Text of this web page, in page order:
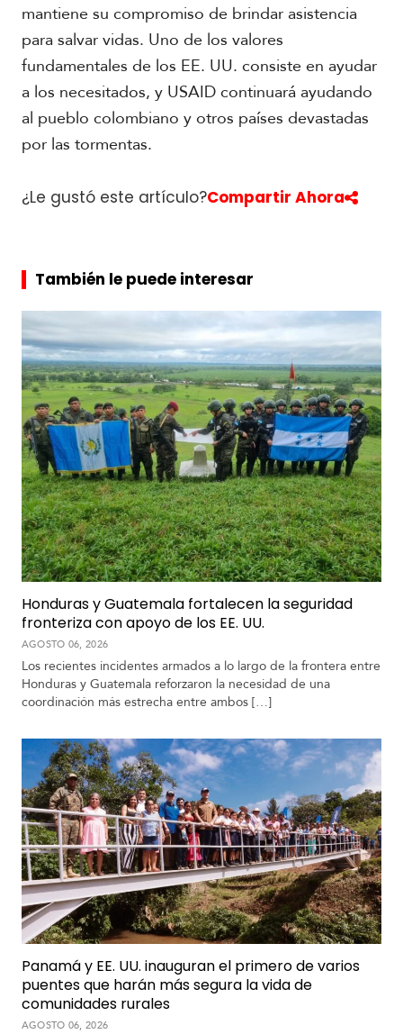
mantiene su compromiso de brindar asistencia
para salvar vidas. Uno de los valores
fundamentales de los EE. UU. consiste en ayudar
a los necesitados, y USAID continuará ayudando
al pueblo colombiano y otros países devastadas
por las tormentas.
¿Le gustó este artículo?Compartir Ahora
También le puede interesar
Honduras y Guatemala fortalecen la seguridad
fronteriza con apoyo de los EE. UU.
AGOSTO 06, 2026
Los recientes incidentes armados a lo largo de la frontera entre
Honduras y Guatemala reforzaron la necesidad de una
coordinación más estrecha entre ambos […]
Panamá y EE. UU. inauguran el primero de varios
puentes que harán más segura la vida de
comunidades rurales
AGOSTO 06, 2026